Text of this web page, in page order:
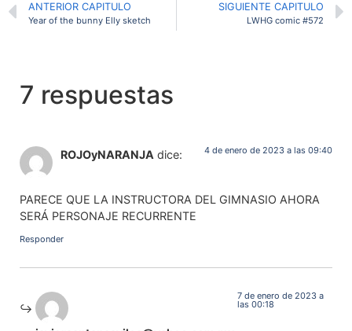
ANTERIOR CAPITULO
Year of the bunny Elly sketch
SIGUIENTE CAPITULO
LWHG comic #572
7 respuestas
ROJOyNARANJA dice: 4 de enero de 2023 a las 09:40
PARECE QUE LA INSTRUCTORA DEL GIMNASIO AHORA
SERÁ PERSONAJE RECURRENTE
Responder
7 de enero de 2023 a
las 00:18